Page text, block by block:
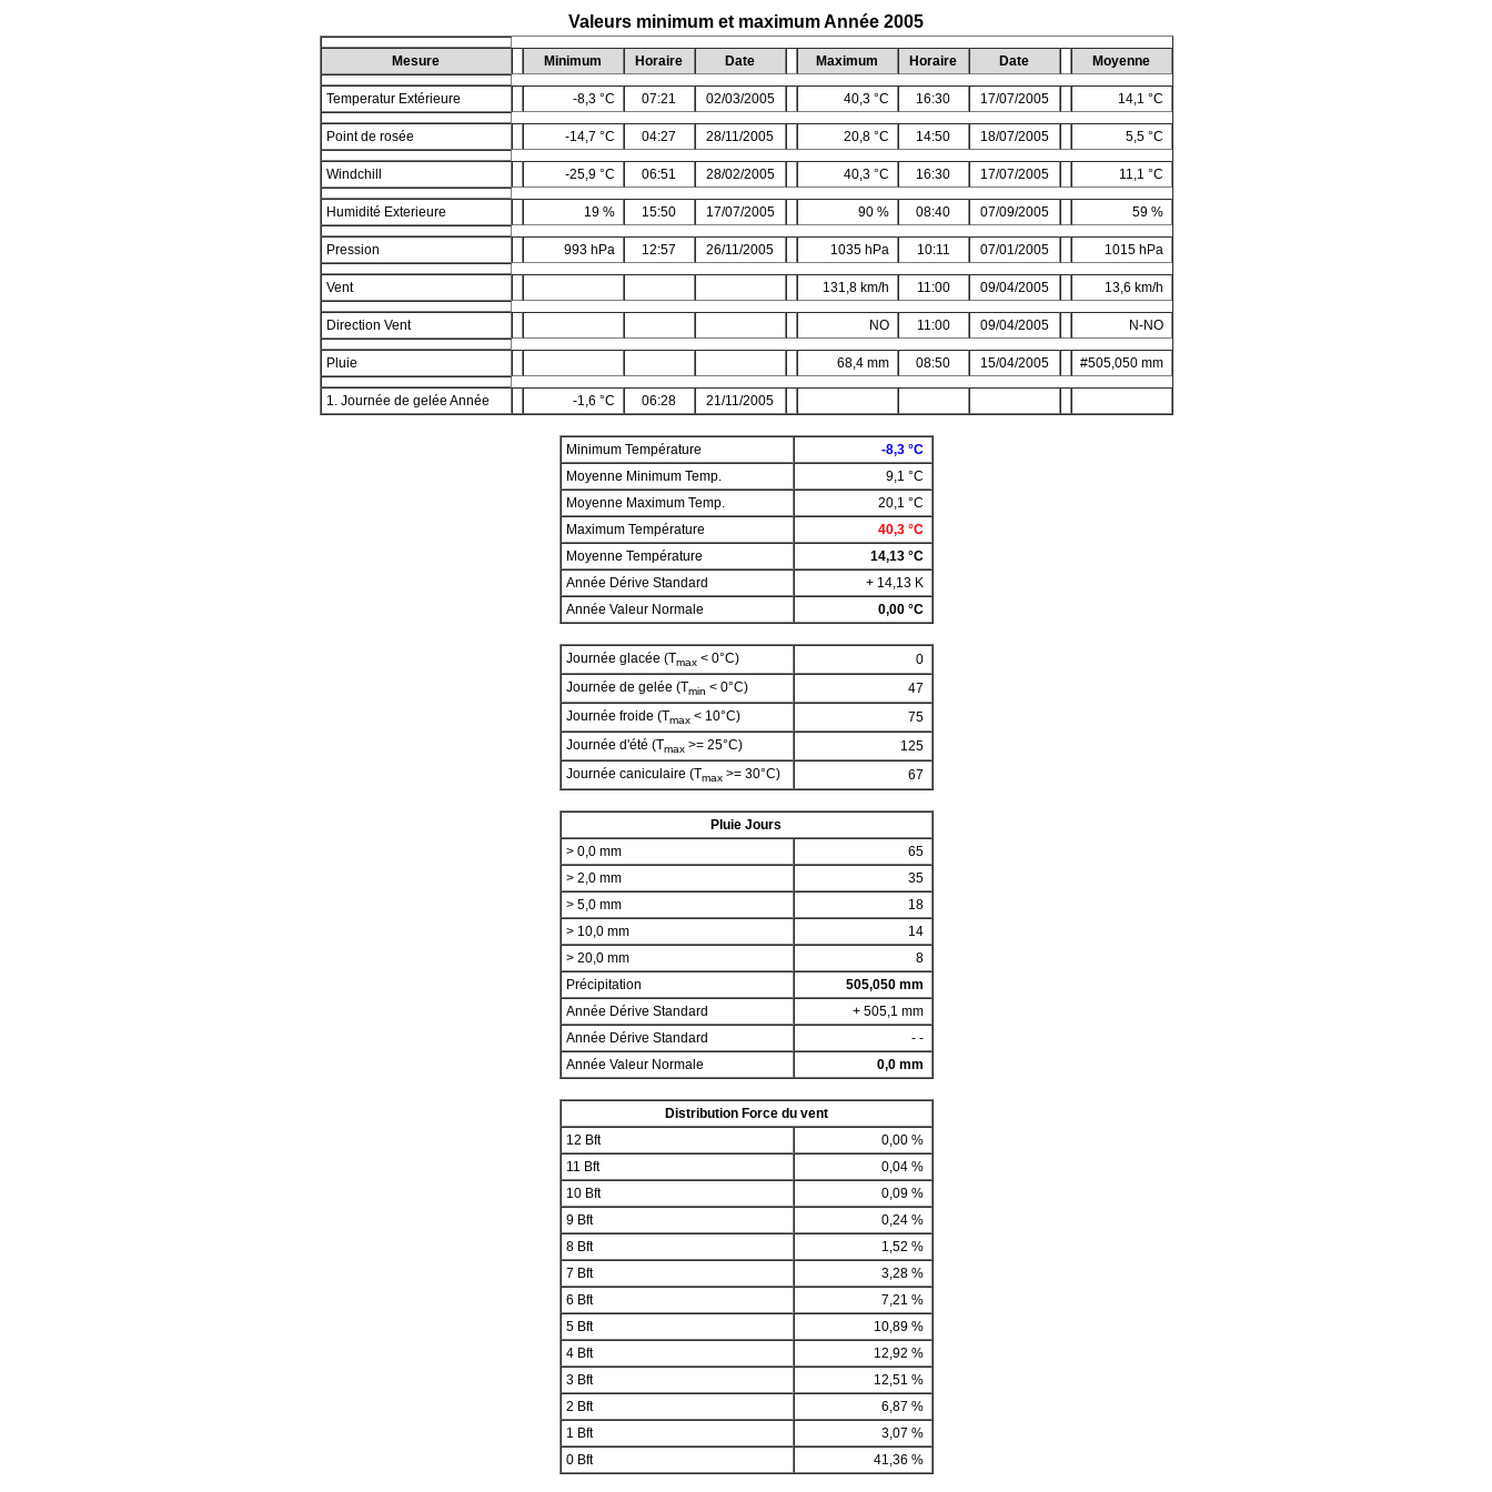
Valeurs minimum et maximum Année 2005
Mesure Minimum Horaire Date Maximum Horaire Date Moyenne
Temperatur Extérieure -8,3 °C 07:21 02/03/2005 40,3 °C 16:30 17/07/2005 14,1 °C
Point de rosée -14,7 °C 04:27 28/11/2005 20,8 °C 14:50 18/07/2005 5,5 °C
Windchill -25,9 °C 06:51 28/02/2005 40,3 °C 16:30 17/07/2005 11,1 °C
Humidité Exterieure 19 % 15:50 17/07/2005 90 % 08:40 07/09/2005 59 %
Pression 993 hPa 12:57 26/11/2005 1035 hPa 10:11 07/01/2005 1015 hPa
Vent 131,8 km/h 11:00 09/04/2005 13,6 km/h
Direction Vent NO 11:00 09/04/2005 N-NO
Pluie 68,4 mm 08:50 15/04/2005 #505,050 mm
1. Journée de gelée Année -1,6 °C 06:28 21/11/2005
Minimum Température
-8,3 °C
Moyenne Minimum Temp.
9,1 °C
Moyenne Maximum Temp.
20,1 °C
Maximum Température
40,3 °C
Moyenne Température
14,13 °C
Année Dérive Standard
+ 14,13 K
Année Valeur Normale
0,00 °C
Journée glacée (Tmax< 0°C)
0
Journée de gelée (Tmin < 0°C)
47
Journée froide (Tmax< 10°C)
75
Journée d'été (Tmax>= 25°C)
125
Journée caniculaire (Tmax>= 30°C) 67
Pluie Jours
> 0,0 mm
65
> 2,0 mm
35
> 5,0 mm
18
> 10,0 mm
14
> 20,0 mm
8
Précipitation
505,050 mm
Année Dérive Standard
+ 505,1 mm
Année Dérive Standard
- -
Année Valeur Normale
0,0 mm
Distribution Force du vent
12 Bft
0,00 %
11 Bft
0,04 %
10 Bft
0,09 %
9 Bft
0,24 %
8 Bft
1,52 %
7 Bft
3,28 %
6 Bft
7,21 %
5 Bft
10,89 %
4 Bft
12,92 %
3 Bft
12,51 %
2 Bft
6,87 %
1 Bft
3,07 %
0 Bft
41,36 %